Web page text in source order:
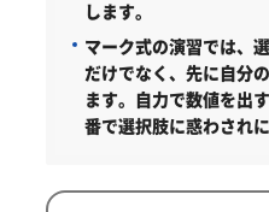
します。
マーク式の演習では、
だけでなく、先に自分
ます。自力で数値を出
番で選択肢に惑わされ